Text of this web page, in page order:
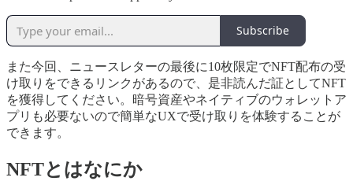
Subscribe
また今回、ニュースレターの最後に10枚限定でNFT配布の受
け取りをできるリンクがあるので、是非読んだ証としてNFT
を獲得してください。暗号資産やネイティブのウォレットア
プリも必要ないので簡単なUXで受け取りを体験することが
できます。
NFTとはなにか